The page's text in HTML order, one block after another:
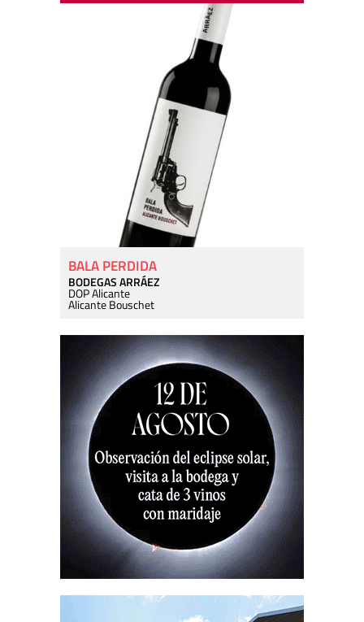
BALA PERDIDA
BODEGAS ARRÁEZ
DOP Alicante
Alicante Bouschet